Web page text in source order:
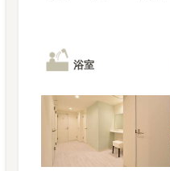
浴室